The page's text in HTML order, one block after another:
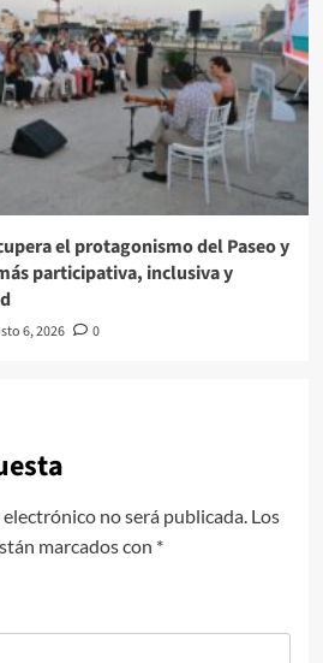
el protagonismo del Paseo y
participativa, inclusiva y
6, 2026 0
no será publicada. Los
marcados con *